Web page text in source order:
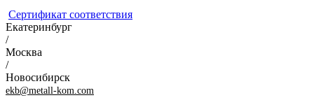
Сертификат соответствия
Екатеринбург
/
Москва
/
Новосибирск
ekb@metall-kom.com